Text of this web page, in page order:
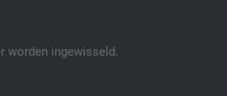
worden ingewisseld.